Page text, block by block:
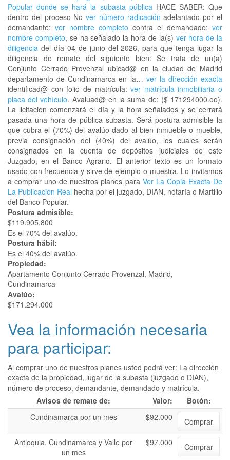
Popular donde se hará la subasta públicaHACE SABER: Que
dentro del proceso Nover número radicación adelantado por el
demandante: ver nombre completo contra el demandado: ver
nombre completo, se ha señalado la hora de la(s) ver hora de la
diligencia del día 04 de junio del 2026, para que tenga lugar la
diligencia de remate del siguiente bien: Se trata de un(a)
Conjunto Cerrado Provenzal ubicad@ en la ciudad de Madrid
departamento de Cundinamarca en la… ver la dirección exacta
identificad@ con folio de matrícula:ver matrícula inmobiliaria o
placa del vehículo. Avaluad@ en la suma de: ($ 171294000.oo).
La licitación comenzará el día y la hora señalados y se cerrará
pasada una hora de pública subasta. Será postura admisible la
que cubra el (70%) del avalúo dado al bien inmueble o mueble,
previa consignación del (40%) del avalúo, los cuales serán
consignados en la cuenta de depósitos judiciales de este
Juzgado, en el Banco Agrario. El anterior texto es un formato
usado con frecuencia y sirve de ejemplo o muestra. Lo invitamos
a comprar uno de nuestros planes para Ver La Copia Exacta De
La Publicación Real hecha por el juzgado, DIAN, notaría o Martillo
del Banco Popular.
Postura admisible:
$119.905.800
Es el 70% del avalúo.
Postura hábil:
Es el 40% del avalúo.
Propiedad:
Apartamento Conjunto Cerrado Provenzal, Madrid,
Cundinamarca
Avalúo:
$171.294.000
Vea la información necesaria
para participar:
Al comprar uno de nuestros planes usted podrá ver: La dirección
exacta de la propiedad, lugar de la subasta (juzgado o DIAN),
número de proceso, demandante, demandado y matrícula.
Avisos de remate de:
Valor:
Botón:
Cundinamarca por un mes
$92.000
Comprar
Antioquia, Cundinamarca y Valle por
un mes
$97.000 Comprar